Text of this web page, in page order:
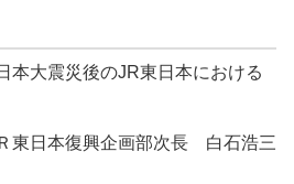
本大震災後のJR東日本における
日本復興企画部次長 白石浩三